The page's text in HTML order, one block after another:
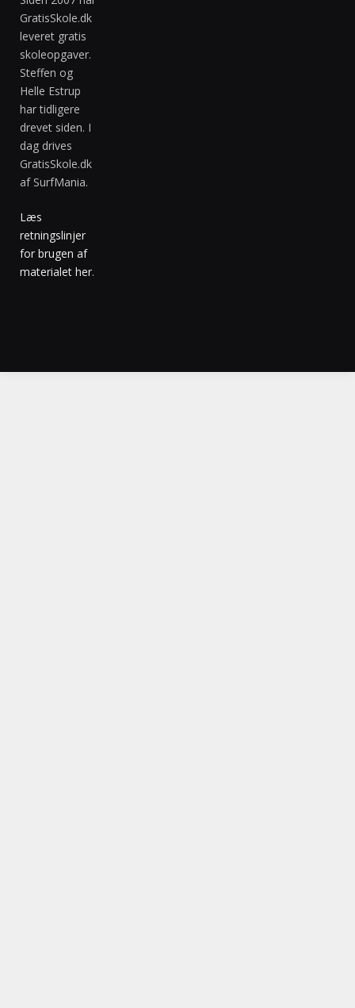
GratisSkole.dk
leveret gratis
skoleopgaver.
Steffen og
Helle Estrup
har tidligere
drevet siden. I
dag drives
GratisSkole.dk
af SurfMania.
Læs
retningslinjer
for brugen af
materialet her.